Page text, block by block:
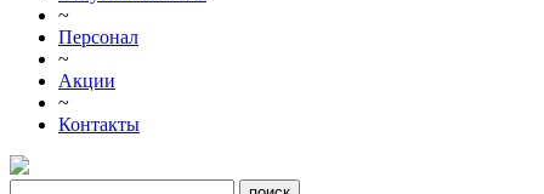
~
Персонал
~
Акции
~
Контакты